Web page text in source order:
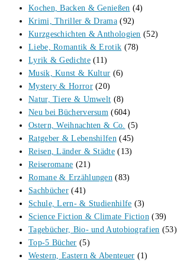
Kochen, Backen & Genießen (4)
Krimi, Thriller & Drama (92)
Kurzgeschichten & Anthologien (52)
Liebe, Romantik & Erotik (78)
Lyrik & Gedichte (11)
Musik, Kunst & Kultur (6)
Mystery & Horror (20)
Natur, Tiere & Umwelt (8)
Neu bei Bücherversum (604)
Ostern, Weihnachten & Co. (5)
Ratgeber & Lebenshilfen (45)
Reisen, Länder & Städte (13)
Reiseromane (21)
Romane & Erzählungen (83)
Sachbücher (41)
Schule, Lern- & Studienhilfe (3)
Science Fiction & Climate Fiction (39)
Tagebücher, Bio- und Autobiografien (53)
Top-5 Bücher (5)
Western, Eastern & Abenteuer (1)